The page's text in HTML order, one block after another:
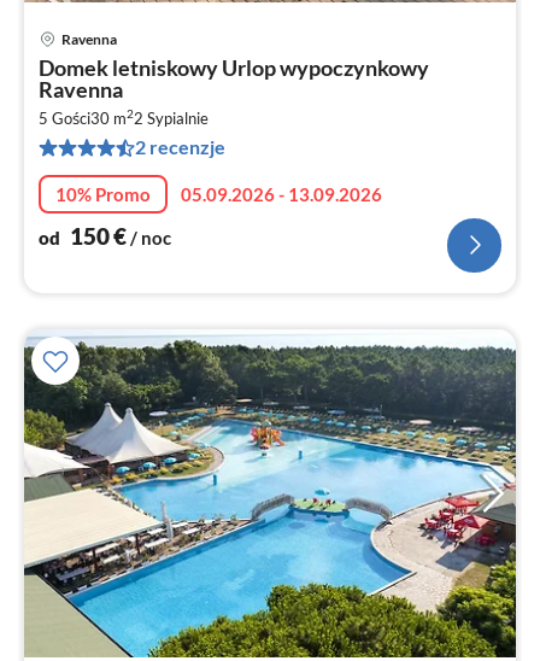
Ravenna
Domek letniskowy Urlop wypoczynkowy
Ravenna
5 Gości30 m22 Sypialnie
2 recenzje
10% Promo
05.09.2026 - 13.09.2026
od 150€/ noc